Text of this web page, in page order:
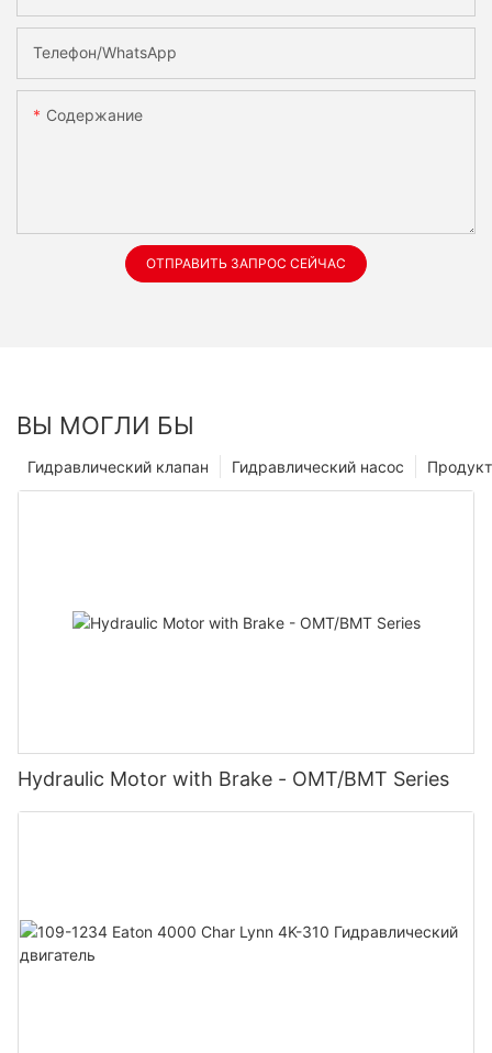
Телефон/WhatsApp
Содержание
ОТПРАВИТЬ ЗАПРОС СЕЙЧАС
ВЫ МОГЛИ БЫ
Гидравлический насос
Гидравлический клапан
Hydraulic Motor with Brake - OMT/BMT Series